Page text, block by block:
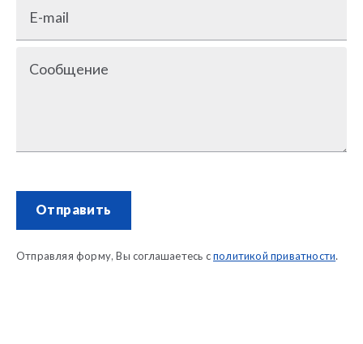
E-mail
Сообщение
Отправить
Отправляя форму, Вы соглашаетесь с политикой приватности.